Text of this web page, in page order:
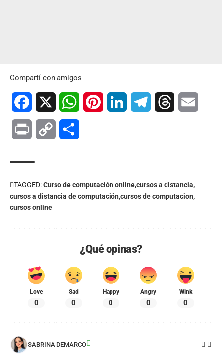
Compartí con amigos
Facebook WhatsAppPinterest LinkedIn TelegramThreads
Print Copy
TAGGED:Curso de computación onlinecursos a distancia
cursos a distancia de computación cursos de computacion
cursos online
¿Qué opinas?
Love
0
Sad
0
Happy
0
Angry
0
Wink
0
SABRINA DEMARCO